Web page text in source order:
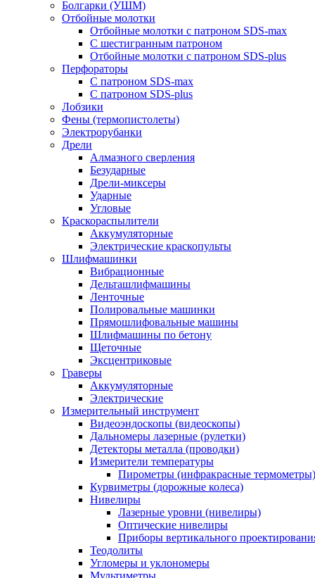
Болгарки (УШМ)
Отбойные молотки
Отбойные молотки с патроном SDS-max
С шестигранным патроном
Отбойные молотки с патроном SDS-plus
Перфораторы
С патроном SDS-max
С патроном SDS-plus
Лобзики
Фены (термопистолеты)
Электрорубанки
Дрели
Алмазного сверления
Безударные
Дрели-миксеры
Ударные
Угловые
Краскораспылители
Аккумуляторные
Электрические краскопульты
Шлифмашинки
Вибрационные
Дельташлифмашины
Ленточные
Полировальные машинки
Прямошлифовальные машины
Шлифмашины по бетону
Щеточные
Эксцентриковые
Граверы
Аккумуляторные
Электрические
Измерительный инструмент
Видеоэндоскопы (видеоскопы)
Дальномеры лазерные (рулетки)
Детекторы металла (проводки)
Измерители температуры
Пирометры (инфракрасные термометры)
Курвиметры (дорожные колеса)
Нивелиры
Лазерные уровни (нивелиры)
Оптические нивелиры
Приборы вертикального
Теодолиты
Угломеры и уклономеры
Мультиметры